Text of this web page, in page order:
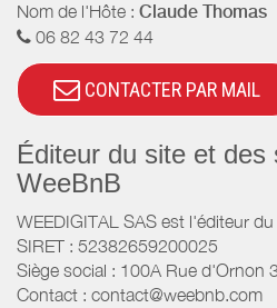
Nom de l'Hôte : Claude Thomas
06 82 43 72 44
CONTACTER PAR MAIL
Éditeur du site et des
WeeBnB
WEEDIGITAL SAS est l'éditeur
SIRET : 52382659200025
Siège social : 100A Rue d'Ornon
Contact : contact@weebnb.com